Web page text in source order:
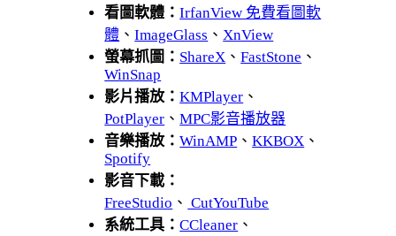
看圖軟體：IrfanView 免費看圖軟
體 、ImageGlass 、 XnView
螢幕抓圖： ShareX 、FastStone 、
WinSnap
影片播放：KMPlayer 、
PotPlayer 、MPC影音播放器
音樂播放：WinAMP 、KKBOX 、
Spotify
影音下載：
FreeStudio 、 CutYouTube
系統工具：CCleaner 、